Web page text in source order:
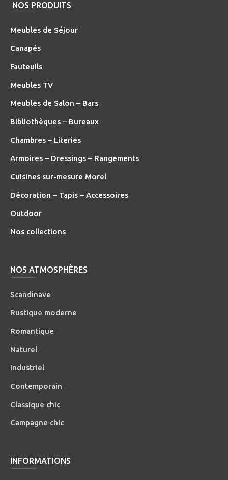
NOS PRODUITS
Meubles de Séjour
Canapés
Fauteuils
Meubles TV
Meubles de Salon – Bars
Bibliothèques – Bureaux
Chambres – Literies
Armoires – Dressings – Rangements
Cuisines sur-mesure Morel
Décoration – Tapis – Accessoires
Outdoor
Nos collections
NOS ATMOSPHÈRES
Scandinave
Rustique moderne
Romantique
Naturel
Industriel
Contemporain
Classique chic
Campagne chic
INFORMATIONS